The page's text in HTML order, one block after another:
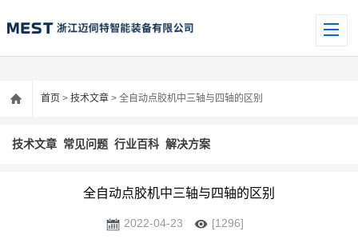
首页 > 技术文章 > 全自动点胶机中三轴与四轴的区别
技术文章 常见问题 行业百科 解决方案
全自动点胶机中三轴与四轴的区别
2022-04-23 [1296]